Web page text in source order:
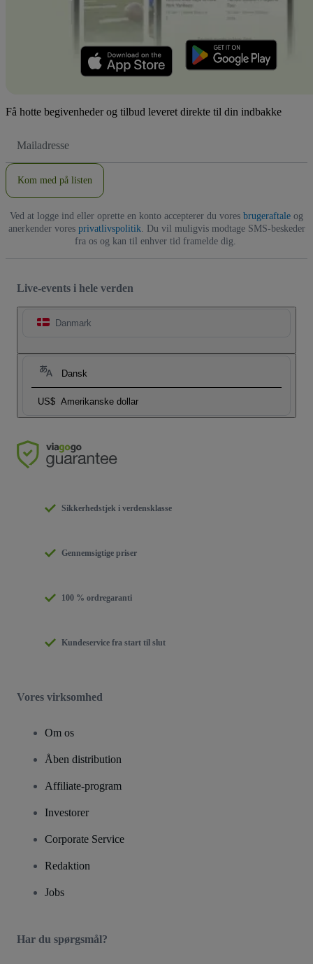
Få hotte begivenheder og tilbud leveret direkte til din indbakke
adresse
Kom med på listen
Ved at logge ind eller oprette en konto accepterer du vores brugeraftale og
anerkender vores privatlivspolitik. Du vil muligvis modtage SMS-beskeder
fra os og kan til enhver tid framelde dig.
Live-events i hele verden
Danmark
Dansk
US$ Amerikanske dollar
Sikkerhedstjek i verdensklasse
Gennemsigtige priser
100 % ordregaranti
Kundeservice fra start til slut
Vores virksomhed
Om os
Åben distribution
Affiliate-program
Investorer
Corporate Service
Redaktion
Jobs
Har du spørgsmål?